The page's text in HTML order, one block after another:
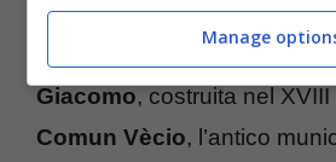
Cortina, si incontrano
Basilica dei
Giacomo, costruita nel XVIII
Comun Vècio, l’antico
Manage